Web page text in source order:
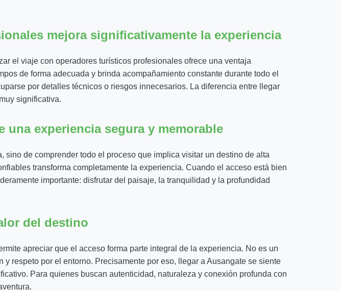
mejora significativamente la experiencia
el viaje con operadores turísticos profesionales ofrece una ventaja
de forma adecuada y brinda acompañamiento constante durante todo el
por detalles técnicos o riesgos innecesarios. La diferencia entre llegar
significativa.
experiencia segura y memorable
de comprender todo el proceso que implica visitar un destino de alta
transforma completamente la experiencia. Cuando el acceso está bien
importante: disfrutar del paisaje, la tranquilidad y la profundidad
del destino
apreciar que el acceso forma parte integral de la experiencia. No es un
respeto por el entorno. Precisamente por eso, llegar a Ausangate se siente
Para quienes buscan autenticidad, naturaleza y conexión profunda con